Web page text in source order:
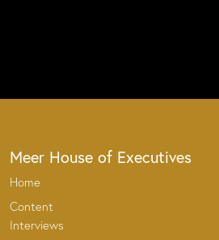
Meer House of Executives
Home
Content
Interviews